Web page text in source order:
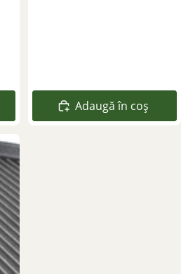
Adaugă în coș